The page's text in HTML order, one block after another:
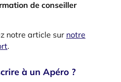
de conseiller
notre article sur notre
.
à un Apéro ?